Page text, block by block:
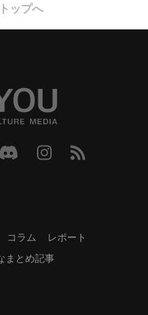
ップへ
コラム
レポート
まとめ記事